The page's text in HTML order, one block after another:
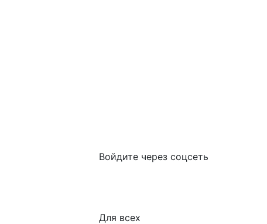
Войдите через соцсеть
Для всех